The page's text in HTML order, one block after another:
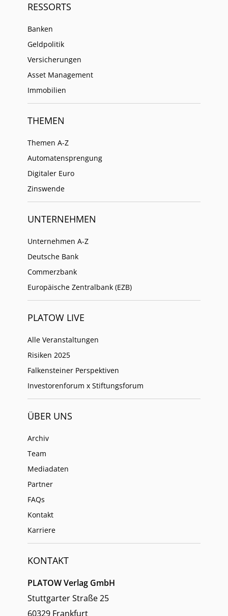
RESSORTS
Banken
Geldpolitik
Versicherungen
Asset Management
Immobilien
THEMEN
Themen A-Z
Automatensprengung
Digitaler Euro
Zinswende
UNTERNEHMEN
Unternehmen A-Z
Deutsche Bank
Commerzbank
Europäische Zentralbank (EZB)
PLATOW LIVE
Alle Veranstaltungen
Risiken 2025
Falkensteiner Perspektiven
Investorenforum x Stiftungsforum
ÜBER UNS
Archiv
Team
Mediadaten
Partner
FAQs
Kontakt
Karriere
KONTAKT
PLATOW Verlag GmbH
Stuttgarter Straße 25
60329 Frankfurt